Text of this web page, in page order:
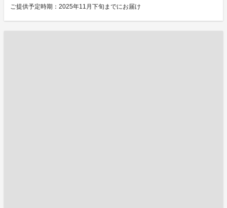
ご提供予定時期：2025年11月下旬までにお届け